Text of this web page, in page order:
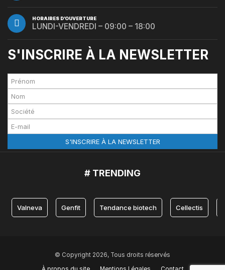
HORAIRES D’OUVERTURE
LUNDI-VENDREDI – 09:00 – 18:00
S'INSCRIRE À LA NEWSLETTER
# TRENDING
Valneva Genfit Tendance biotech Cellectis
© Copyright 2026, Tous droits réservés